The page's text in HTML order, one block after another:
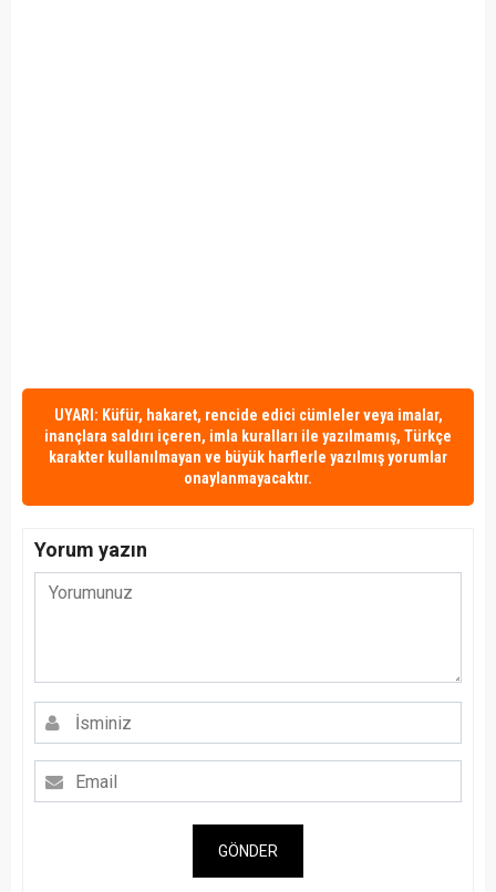
UYARI: Küfür, hakaret, rencide edici cümleler veya imalar,
inançlara saldırı içeren, imla kuralları ile yazılmamış, Türkçe
karakter kullanılmayan ve büyük harflerle yazılmış yorumlar
onaylanmayacaktır.
Yorum yazın
GÖNDER